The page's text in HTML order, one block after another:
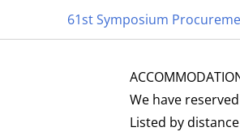
61st
61st Symposium
We have
Listed by